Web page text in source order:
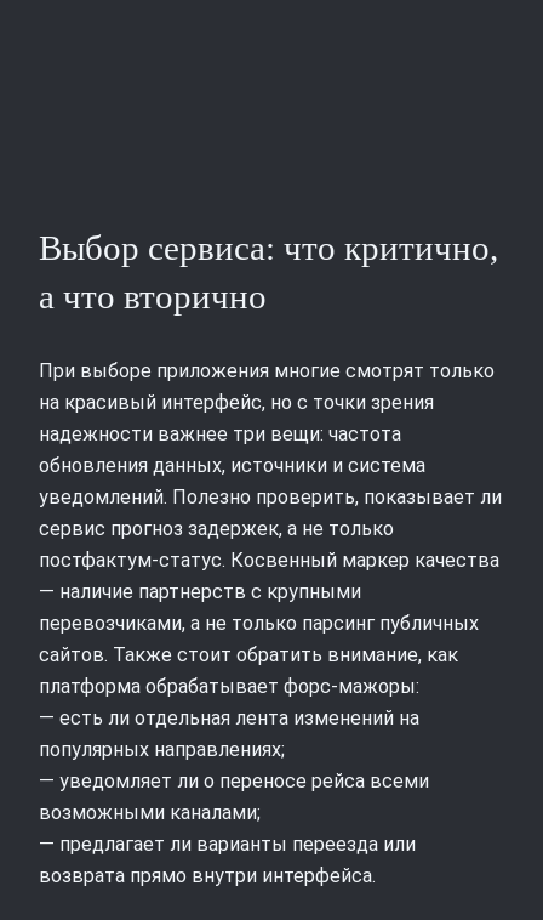
Выбор сервиса: что критично,
а что вторично
При выборе приложения многие смотрят только
на красивый интерфейс, но с точки зрения
надежности важнее три вещи: частота
обновления данных, источники и система
уведомлений. Полезно проверить, показывает ли
сервис прогноз задержек, а не только
постфактум‑статус. Косвенный маркер качества
— наличие партнерств с крупными
перевозчиками, а не только парсинг публичных
сайтов. Также стоит обратить внимание, как
платформа обрабатывает форс‑мажоры:
— есть ли отдельная лента изменений на
популярных направлениях;
— уведомляет ли о переносе рейса всеми
возможными каналами;
— предлагает ли варианты переезда или
возврата прямо внутри интерфейса.